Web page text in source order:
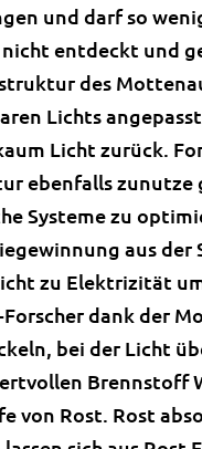
und darf so
entdeckt und
des
Lichts
Licht zurück.
ebenfalls zunutze
Systeme zu
aus der
zu Elektrizität
Forscher dank der
bei der Licht
Brennstoff
von Rost. Rost